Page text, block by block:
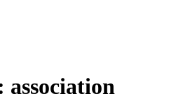
association